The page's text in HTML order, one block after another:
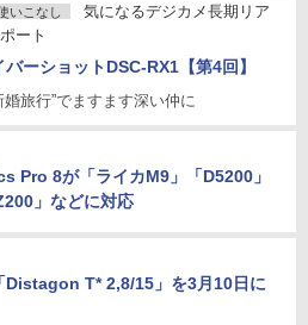
いこなし
気になるデジカメ長期リア
ート
バーショットDSC-RX1【第4回】
婚旅行”でますます深い仲に
Pro 8が「ライカM9」「D5200」
」などに対応
Distagon T* 2,8/15」を3月10日に